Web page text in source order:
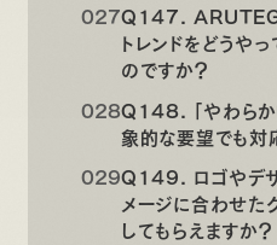
Q147.
トレンドをどうや
のですか？
Q148. 「やわらか
象的な要望でも対
Q149. ロゴやデザ
メージに合わせた
してもらえますか？